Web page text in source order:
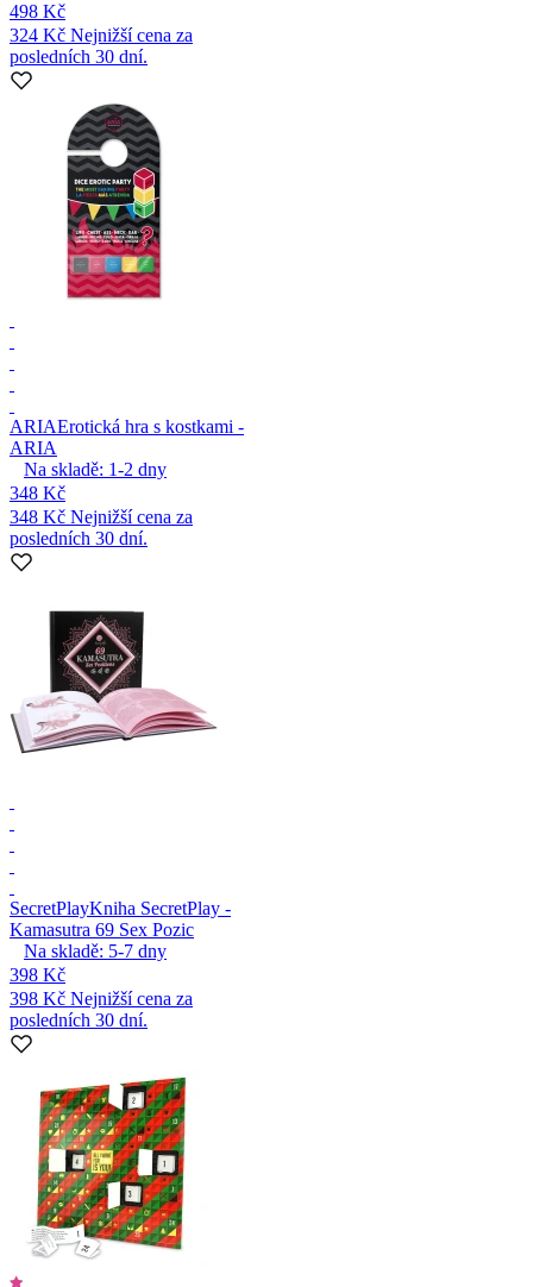
498 Kč
324 Kč Nejnižší cena za
posledních 30 dní.
ARIAErotická hra s kostkami -
ARIA
Na skladě: 1-2 dny
348 Kč
348 Kč Nejnižší cena za
posledních 30 dní.
SecretPlayKniha SecretPlay -
Kamasutra 69 Sex Pozic
Na skladě: 5-7 dny
398 Kč
398 Kč Nejnižší cena za
posledních 30 dní.